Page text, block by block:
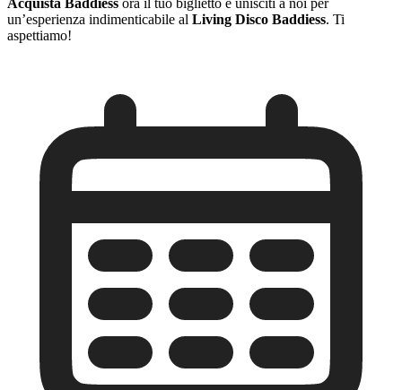
un’esperienza indimenticabile al Living Disco Baddiess. Ti
aspettiamo!